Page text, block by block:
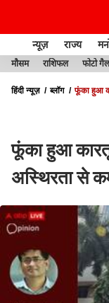
न्यूज़ राज्य
मौसम राशिफल फोटो
हिंदी न्यूज़ ब्लॉग
फूंका हुआ
फूंका हुआ
अस्थिरता से